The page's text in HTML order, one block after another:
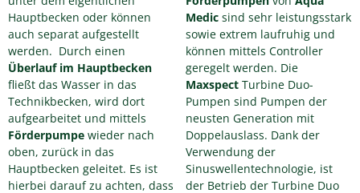
Hauptbecken oder können
auch separat aufgestellt
werden. Durch einen
Überlauf im Hauptbecken
fließt das Wasser in das
Technikbecken, wird dort
aufgearbeitet und mittels
Förderpumpe wieder nach
oben, zurück in das
Hauptbecken geleitet. Es ist
hierbei darauf zu achten, dass
Medic sind sehr leistungsstark
sowie extrem laufruhig und
können mittels Controller
geregelt werden. Die
Maxspect Turbine Duo-
Pumpen sind Pumpen der
neusten Generation mit
Doppelauslass. Dank der
Verwendung der
Sinuswellentechnologie, ist
der Betrieb der Turbine Duo